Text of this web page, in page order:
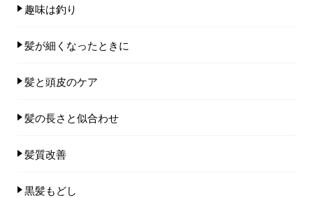
趣味は釣り
髪が細くなったときに
髪と頭皮のケア
髪の長さと似合わせ
髪質改善
黒髪もどし